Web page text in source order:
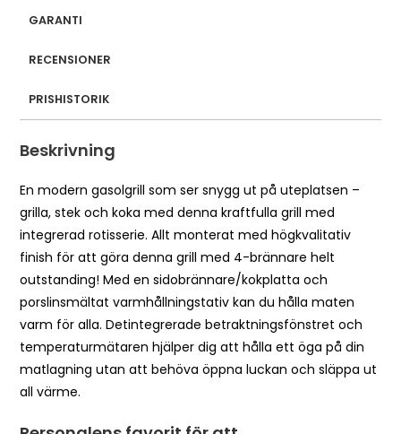
GARANTI
RECENSIONER
PRISHISTORIK
Beskrivning
En modern gasolgrill som ser snygg ut på uteplatsen –
grilla, stek och koka med denna kraftfulla grill med
integrerad rotisserie. Allt monterat med högkvalitativ
finish för att göra denna grill med 4-brännare helt
outstanding! Med en sidobrännare/kokplatta och
porslinsmältat varmhållningstativ kan du hålla maten
varm för alla. Detintegrerade betraktningsfönstret och
temperaturmätaren hjälper dig att hålla ett öga på din
matlagning utan att behöva öppna luckan och släppa ut
all värme.